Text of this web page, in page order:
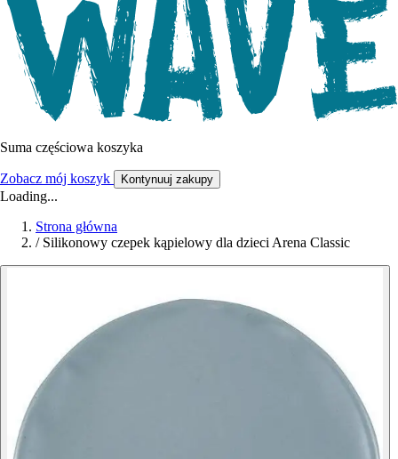
Suma częściowa koszyka
Zobacz mój koszyk Kontynuuj zakupy
Loading...
Strona główna
/ Silikonowy czepek kąpielowy dla dzieci Arena Classic